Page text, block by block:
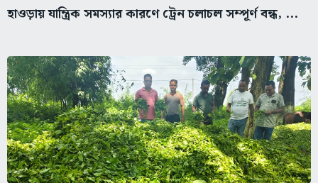
হাওড়ায় যান্ত্রিক সমস্যার কারণে ট্রেন চলাচল সম্পূর্ণ বন্ধ, ...